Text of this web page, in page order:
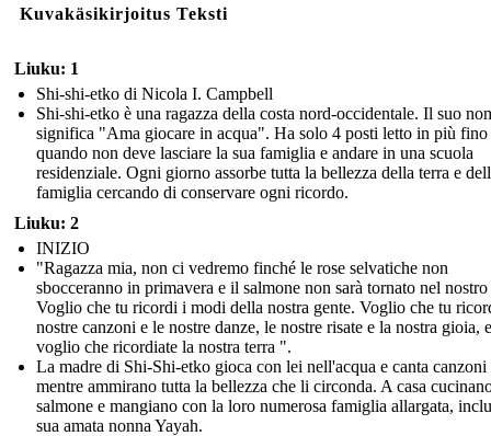
Kuvakäsikirjoitus Teksti
Liuku: 1
Shi-shi-etko di Nicola I. Campbell
Shi-shi-etko è una ragazza della costa nord-occidentale. Il suo
significa "Ama giocare in acqua". Ha solo 4 posti letto in più fino
quando non deve lasciare la sua famiglia e andare in una scuola
residenziale. Ogni giorno assorbe tutta la bellezza della terra e
famiglia cercando di conservare ogni ricordo.
Liuku: 2
INIZIO
"Ragazza mia, non ci vedremo finché le rose selvatiche non
sbocceranno in primavera e il salmone non sarà tornato nel
Voglio che tu ricordi i modi della nostra gente. Voglio che tu
nostre canzoni e le nostre danze, le nostre risate e la nostra gioia, e
voglio che ricordiate la nostra terra ".
La madre di Shi-Shi-etko gioca con lei nell'acqua e canta canzoni
mentre ammirano tutta la bellezza che li circonda. A casa
salmone e mangiano con la loro numerosa famiglia allargata,
sua amata nonna Yayah.